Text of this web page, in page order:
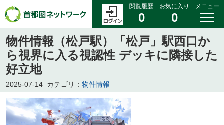
閲覧履歴
0
お気に入り
0
メニュー
物件情報（松戸駅）「松戸」駅西口か
ら視界に入る視認性 デッキに隣接した
好立地
2025-07-14 カテゴリ： 物件情報